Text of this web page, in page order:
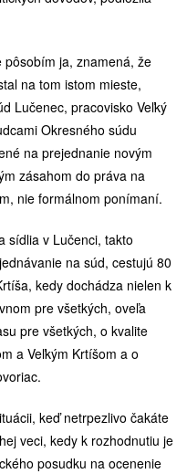
ja, znamená, že
na tom istom mieste,
Lučenec, pracovisko Veľký
Okresného súdu
na prejednanie novým
zásahom do práva na
nie formálnom ponímaní.
sídlia v Lučenci, takto
na súd, cestujú 80
kedy dochádza nielen k
pre všetkých, oveľa
pre všetkých, o kvalite
a Veľkým Krtíšom a o
keď netrpezlivo čakáte
veci, kedy k rozhodnutiu je
posudku na ocenenie